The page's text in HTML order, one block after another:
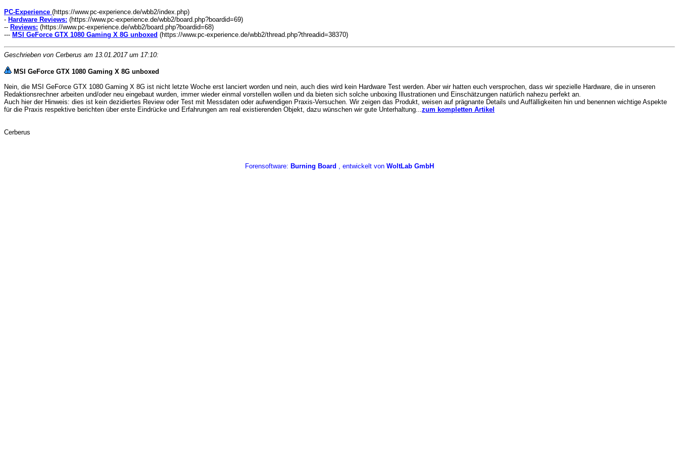
PC-Experience (https://www.pc-experience.de/wbb2/index.php)
- Hardware Reviews: (https://www.pc-experience.de/wbb2/board.php?boardid=69)
-- Reviews: (https://www.pc-experience.de/wbb2/board.php?boardid=68)
--- MSI GeForce GTX 1080 Gaming X 8G unboxed (https://www.pc-experience.de/wbb2/thread.php?threadid=38370)
Geschrieben von Cerberus am 13.01.2017 um 17:10:
MSI GeForce GTX 1080 Gaming X 8G unboxed
Nein, die MSI GeForce GTX 1080 Gaming X 8G ist nicht letzte Woche erst lanciert worden und nein, auch dies wird kein Hardware Test werden. Aber wir hatten euch versprochen, dass wir spezielle Hardware, die in unseren
Redaktionsrechner arbeiten und/oder neu eingebaut wurden, immer wieder einmal vorstellen wollen und da bieten sich solche unboxing Illustrationen und Einschätzungen natürlich nahezu perfekt an.
Auch hier der Hinweis: dies ist kein dezidiertes Review oder Test mit Messdaten oder aufwendigen Praxis-Versuchen. Wir zeigen das Produkt, weisen auf prägnante Details und Auffälligkeiten hin und benennen wichtige Aspekte
für die Praxis respektive berichten über erste Eindrücke und Erfahrungen am real existierenden Objekt, dazu wünschen wir gute Unterhaltung... zum kompletten Artikel
Cerberus
Forensoftware: Burning Board , entwickelt von WoltLab GmbH